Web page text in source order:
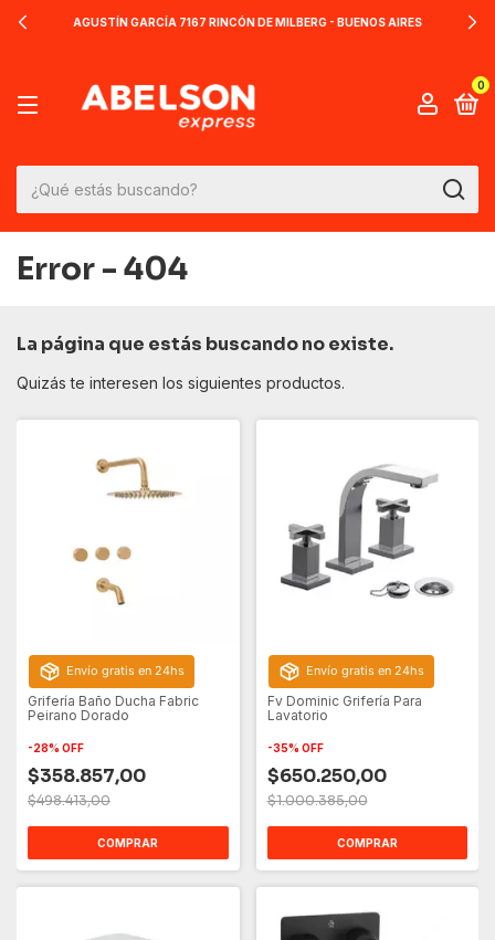
AGUSTÍN GARCÍA 7167 RINCÓN DE MILBERG - BUENOS AIRES
0
Error - 404
La página que estás buscando no existe.
Quizás te interesen los siguientes productos.
Envío gratis en 24hs
Grifería Baño Ducha Fabric
Peirano Dorado
-28% OFF
$358.857,00
$498.413,00
COMPRAR
Envío gratis en 24hs
Fv Dominic Grifería Para
Lavatorio
-35% OFF
$650.250,00
$1.000.385,00
COMPRAR